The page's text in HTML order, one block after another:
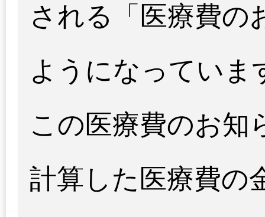
される「医療費の
ようになっていま
この医療費のお知
計算した医療費の